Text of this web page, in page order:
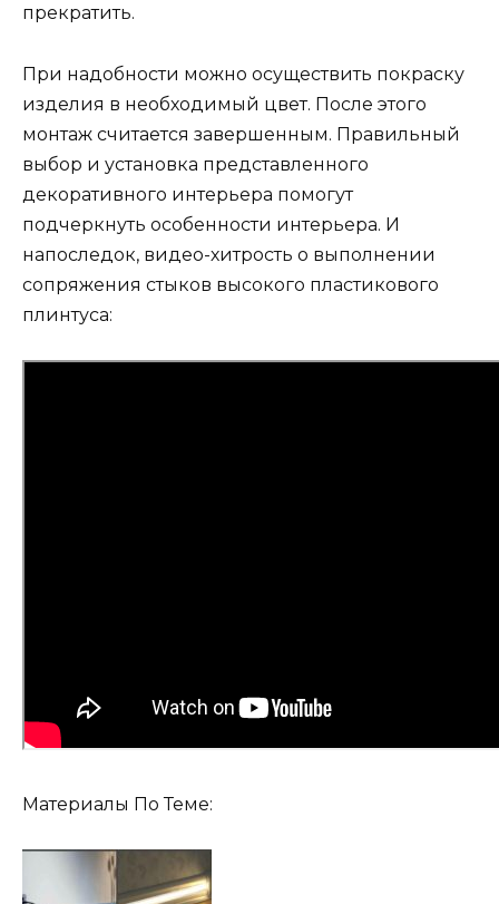
прекратить.
При надобности можно осуществить покраску
изделия в необходимый цвет. После этого
монтаж считается завершенным. Правильный
выбор и установка представленного
декоративного интерьера помогут
подчеркнуть особенности интерьера. И
напоследок, видео-хитрость о выполнении
сопряжения стыков высокого пластикового
плинтуса:
Материалы По Теме: